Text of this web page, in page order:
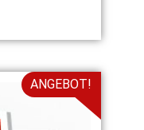
ANGEBOT!